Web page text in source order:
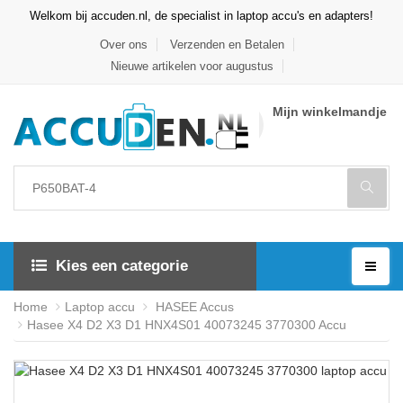
Welkom bij accuden.nl, de specialist in laptop accu's en adapters!
Over ons
Verzenden en Betalen
Nieuwe artikelen voor augustus
Mijn winkelmandje
Kies een categorie
Home Laptop accu
HASEE Accus
Hasee X4 D2 X3 D1 HNX4S01 40073245 3770300 Accu